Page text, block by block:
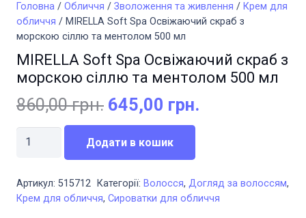
Головна / Обличчя / Зволоження та живлення / Крем для
обличчя / MIRELLA Soft Spa Освіжаючий скраб з
морскою сіллю та ментолом 500 мл
MIRELLA Soft Spa Освіжаючий скраб з
морскою сіллю та ментолом 500 мл
860,00грн. Оригінальна
ціна:
860,00 грн..
645,00 грн.
MIRELLA
Освіжаючий
Додати в кошик
Артикул: 515712 Категорії: Волосся, Догляд за волоссям,
Крем для обличчя, Сироватки для обличчя